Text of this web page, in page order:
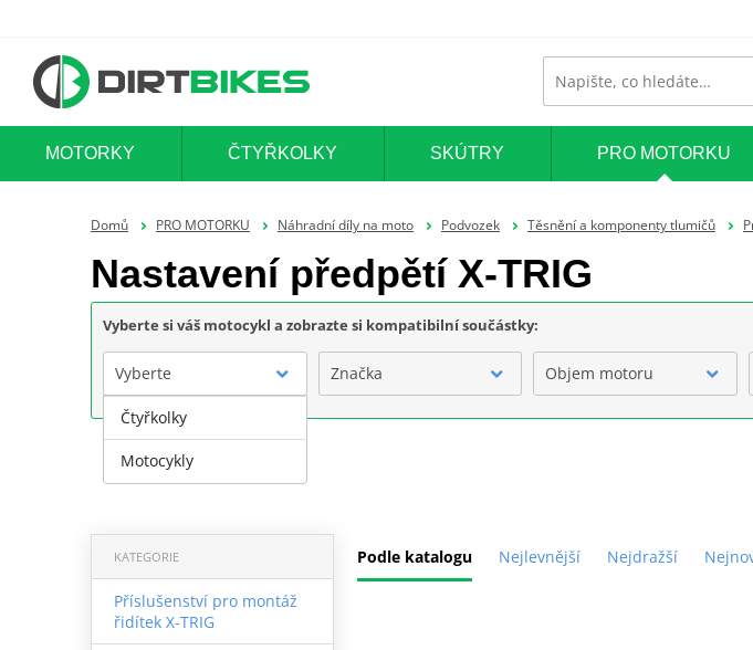
MOTORKY ČTYŘKOLKY SKÚTRY PRO MOTORKU
Domů PRO MOTORKU Náhradní díly na moto Podvozek Těsnění a komponenty tlumičů
Nastavení předpětí X-TRIG
Vyberte si váš motocykl a zobrazte si kompatibilní součástky:
Vyberte Značka Objem motoru
Podle katalogu Nejlevnější Nejdražší
KATEGORIE
Příslušenství pro montáž
řidítek X-TRIG
Čtyřkolky
Motocykly